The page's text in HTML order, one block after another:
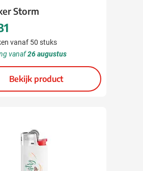
Storm
vanaf 50 stuks
vanaf26 augustus
Bekijk product